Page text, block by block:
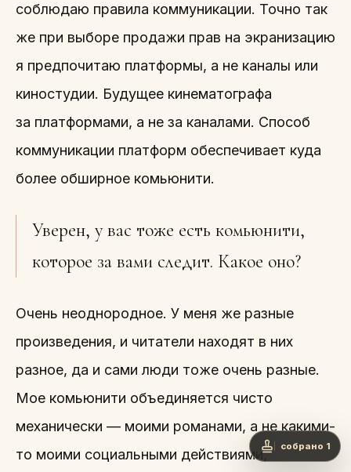
соблюдаю правила коммуникации. Точно так
же при выборе продажи прав на экранизацию
я предпочитаю платформы, а не каналы или
киностудии. Будущее кинематографа
за платформами, а не за каналами. Способ
коммуникации платформ обеспечивает куда
более обширное комьюнити.
Уверен, у вас тоже есть комьюнити,
которое за вами следит. Какое оно?
Очень неоднородное. У меня же разные
произведения, и читатели находят в них
разное, да и сами люди тоже очень разные.
Мое комьюнити объединяется чисто
механически — моими романами, а не какими-
то моими социальными действиями,
собрано 1